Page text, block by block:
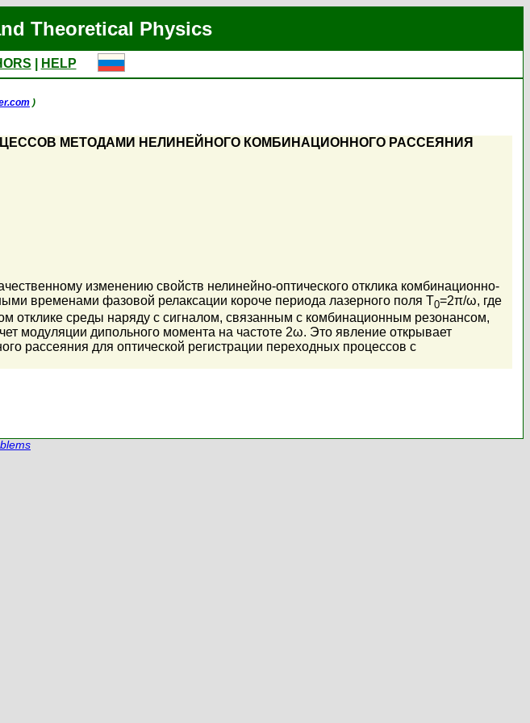
Theoretical Physics
HELP
)
МЕТОДАМИ НЕЛИНЕЙНОГО КОМБИНАЦИОННОГО РАССЕЯНИЯ
изменению свойств нелинейно-оптического отклика комбинационно-
временами фазовой релаксации короче периода лазерного поля T0=2π/ω, где
отклике среды наряду с сигналом, связанным с комбинационным резонансом,
модуляции дипольного момента на частоте 2ω. Это явление открывает
рассеяния для оптической регистрации переходных процессов с